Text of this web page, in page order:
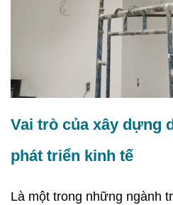
Vai trò của xây dựng
phát triển kinh tế
Là một trong những ngành